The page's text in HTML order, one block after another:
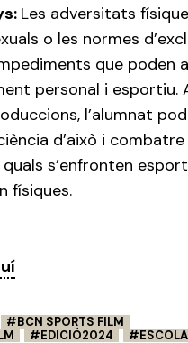
Les adversitats
o les normes
que poden
personal i esportiu.
l’alumnat
d’això i combatre
s’enfronten
físiques.
BCN SPORTS FILM
EDICIÓ2024